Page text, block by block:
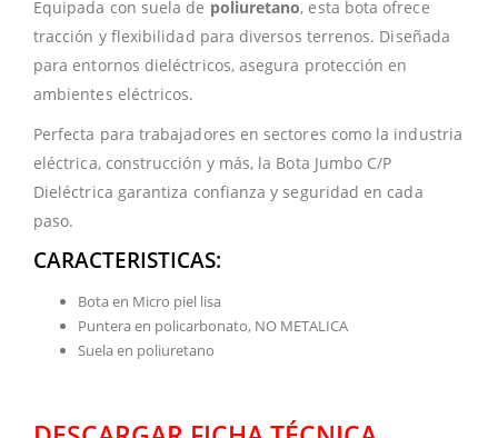
Equipada con suela de poliuretano, esta bota ofrece
tracción y flexibilidad para diversos terrenos. Diseñada
para entornos dieléctricos, asegura protección en
ambientes eléctricos.
Perfecta para trabajadores en sectores como la industria
eléctrica, construcción y más, la Bota Jumbo C/P
Dieléctrica garantiza confianza y seguridad en cada
paso.
CARACTERISTICAS:
Bota en Micro piel lisa
Puntera en policarbonato, NO METALICA
Suela en poliuretano